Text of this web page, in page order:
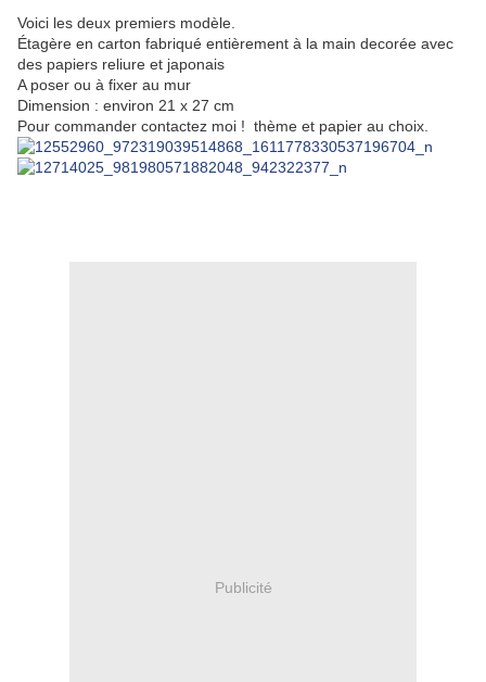
Voici les deux premiers modèle.
Étagère en carton fabriqué entièrement à la main decorée avec
des papiers reliure et japonais
A poser ou à fixer au mur
Dimension : environ 21 x 27 cm
Pour commander contactez moi ! thème et papier au choix.
Publicité